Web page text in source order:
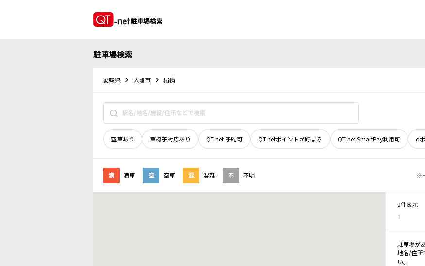
駐車場検索
駐車場検索
愛媛県 大洲市 稲積
空車あり 車椅子対応あり QT-net 予約可 QT-netポイントが貯まる QT-net SmartPay利用可 d
満 満車 空 空車 混 混雑 不 不明 ※
0件表示
1
駐車場が
地名/住所
い。